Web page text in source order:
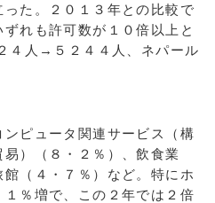
た。２０１３年との比較で
れも許可数が１０倍以上と
４人→５２４４人、ネパール
ピュータ関連サービス（構
）（８・２％）、飲食業
館（４・７％）など。特にホ
％増で、この２年では２倍